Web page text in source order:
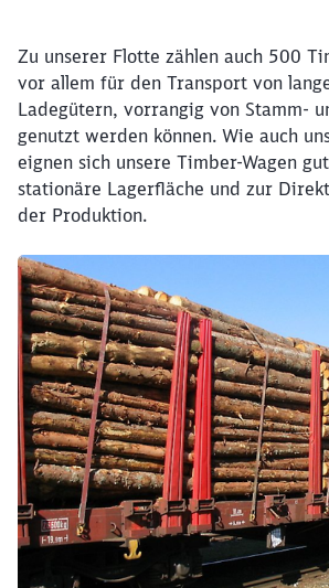
Zu unserer Flotte zählen auch 500
vor allem für den Transport von
Ladegütern, vorrangig von Stamm-
genutzt werden können. Wie auch
eignen sich unsere Timber-Wagen
stationäre Lagerfläche und zur
der Produktion.
Klicken, um den folgenden Slider zu
Möchten Sie zu
werden?
Abbrechen